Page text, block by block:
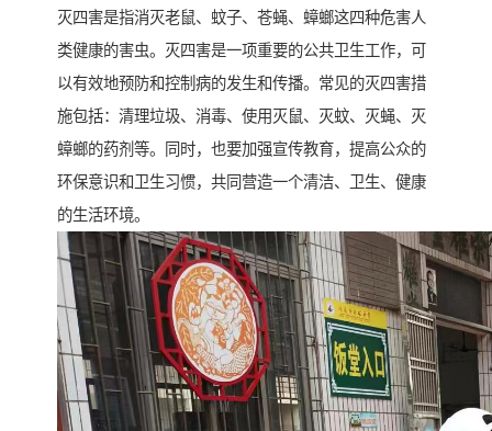
灭四害是指消灭老鼠、蚊子、苍蝇、蟑螂这四种危害人
类健康的害虫。灭四害是一项重要的公共卫生工作，可
以有效地预防和控制病的发生和传播。常见的灭四害措
施包括：清理垃圾、消毒、使用灭鼠、灭蚊、灭蝇、灭
蟑螂的药剂等。同时，也要加强宣传教育，提高公众的
环保意识和卫生习惯，共同营造一个清洁、卫生、健康
的生活环境。